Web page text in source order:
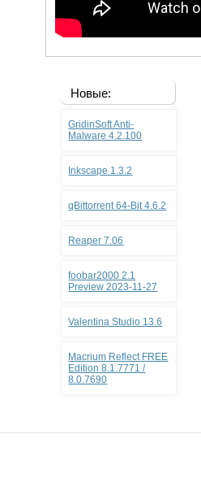
Новые:
GridinSoft Anti-
Malware 4.2.100
Inkscape 1.3.2
qBittorrent 64-Bit 4.6.2
Reaper 7.06
foobar2000 2.1
Preview 2023-11-27
Valentina Studio 13.6
Macrium Reflect FREE
Edition 8.1.7771 /
8.0.7690